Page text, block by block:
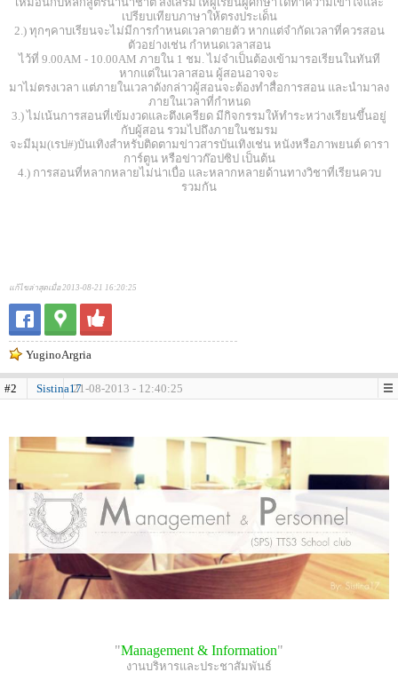
เปรียบเทียบภาษาให้ตรงประเด็น
2.) ทุกๆคาบเรียนจะไม่มีการกำหนดเวลาตายตัว หากแต่จำกัดเวลาที่ควรสอน
ตัวอย่างเช่น กำหนดเวลาสอน
ไว้ที่ 9.00AM - 10.00AM ภายใน 1 ชม. ไม่จำเป็นต้องเข้ามารอเรียนในทันที
หากแต่ในเวลาสอน ผู้สอนอาจจะ
มาไม่ตรงเวลา แต่ภายในเวลาดังกล่าวผู้สอนจะต้องทำสื่อการสอน และนำมาลง
ภายในเวลาที่กำหนด
3.) ไม่เน้นการสอนที่เข้มงวดและตึงเครียด มีกิจกรรมให้ทำระหว่างเรียนขึ้นอยู่
กับผู้สอน รวมไปถึงภายในชมรม
จะมีมุม(เรป#)บันเทิงสำหรับติดตามข่าวสารบันเทิงเช่น หนังหรือภาพยนต์ ดารา
การ์ตูน หรือข่าวก๊อปซิป เป็นต้น
4.) การสอนที่หลากหลายไม่น่าเบื่อ และหลากหลายด้านทางวิชาที่เรียนควบ
รวมกัน
แก้ไขล่าสุดเมื่อ 2013-08-21 16:20:25
YuginoArgria
#2 Sistina1721-08-2013 - 12:40:25
"Management & Information"
งานบริหารและประชาสัมพันธ์